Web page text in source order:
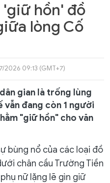
'giữ hồn' đồ
lòng Cố
2026 09:13 (GMT+7)
gian là trống lùng
vẫn đang còn 1 người
"giữ hồn" cho văn
bùng nổ của các loại đồ
chân cầu Trường Tiền
nữ lặng lẽ gìn giữ